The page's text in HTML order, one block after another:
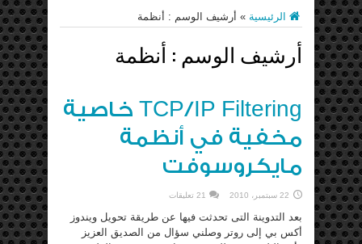
الرئيسية » أرشيف الوسم : أنظمة
أرشيف الوسم : أنظمة
TCP/IP Filtering خاصية
مخفية في أنظمة
مايكروسوفت
22 سبتمبر، 2010 21 تعليقات
بعد التدوينة التى تحدثت فيها عن طريقة تحويل ويندوز
أكس بي إلى روتر وصلني سؤال من الصديق العزيز